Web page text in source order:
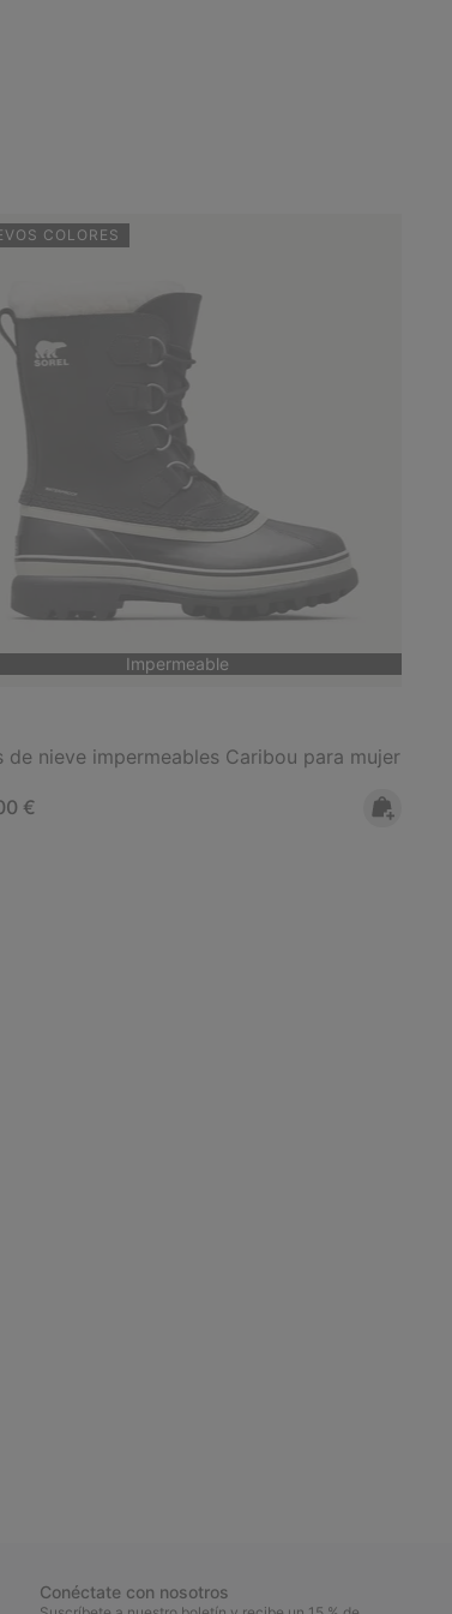
COLORES
Impermeable
de nieve impermeables Caribou para mujer
price:
€
Conéctate con nosotros